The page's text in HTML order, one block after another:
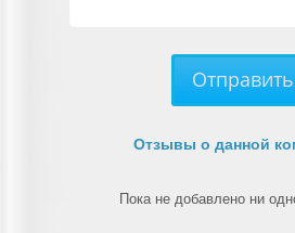
Отправить
Отзывы о данной
Пока не добавлено ни